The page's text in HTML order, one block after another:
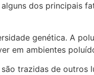
dos principais
genética. A
em ambientes
trazidas de outros